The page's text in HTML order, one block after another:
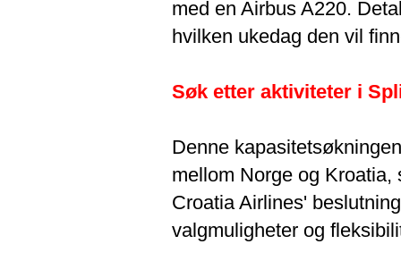
med en Airbus A220.
hvilken ukedag den vil
Søk etter aktiviteter i
Denne
mellom Norge og
Croatia Airlines'
valgmuligheter og